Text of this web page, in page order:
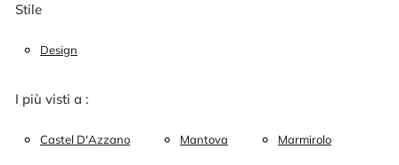
Stile
Design
I più visti a :
Castel D'Azzano Mantova Marmirolo